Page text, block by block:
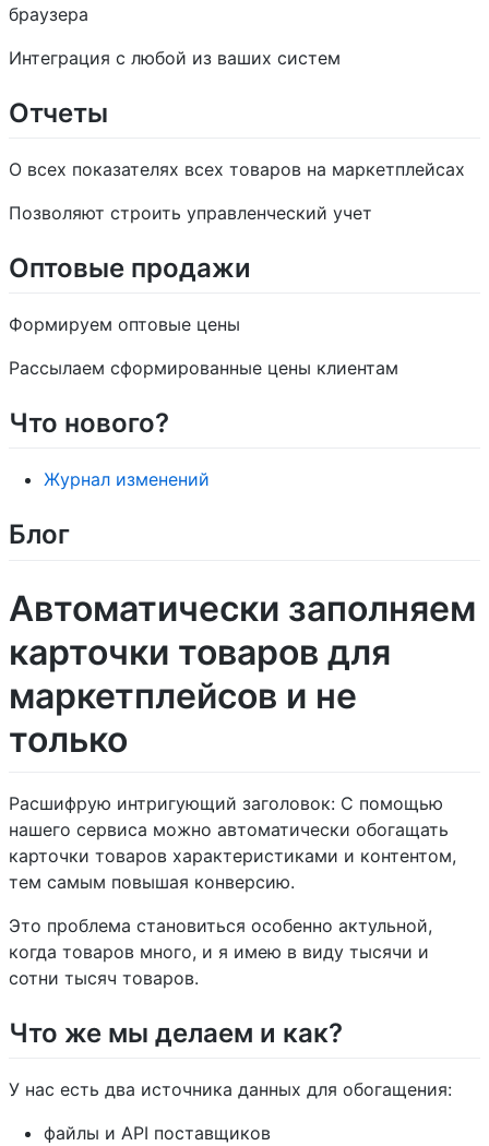
браузера
Интеграция с любой из ваших систем
Отчеты
О всех показателях всех товаров на маркетплейсах
Позволяют строить управленческий учет
Оптовые продажи
Формируем оптовые цены
Рассылаем сформированные цены клиентам
Что нового?
Журнал изменений
Блог
Автоматически заполняем
карточки товаров для
маркетплейсов и не
только
Расшифрую интригующий заголовок: С помощью
нашего сервиса можно автоматически обогащать
карточки товаров характеристиками и контентом,
тем самым повышая конверсию.
Это проблема становиться особенно актульной,
когда товаров много, и я имею в виду тысячи и
сотни тысяч товаров.
Что же мы делаем и как?
У нас есть два источника данных для обогащения:
файлы и API поставщиков